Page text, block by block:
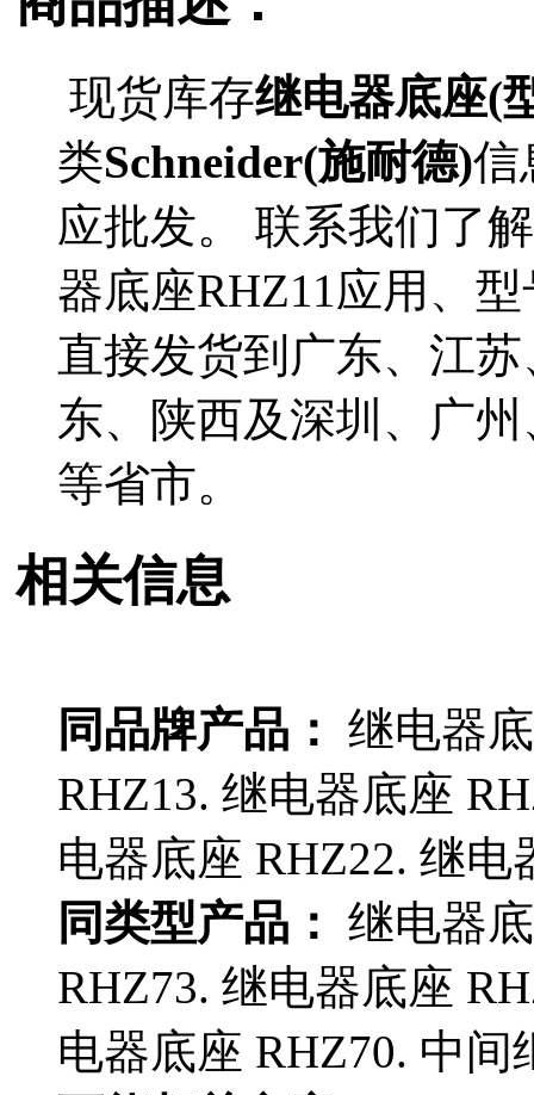
现货库存继电器底座(
类Schneider(施耐德)信
应批发。 联系我们了
器底座RHZ11应用、
直接发货到广东、江
东、陕西及深圳、广
等省市。
相关信息
同品牌产品： 继电器
RHZ13. 继电器底座
电器底座 RHZ22. 继电
同类型产品： 继电器
RHZ73. 继电器底座
电器底座 RHZ70. 中间